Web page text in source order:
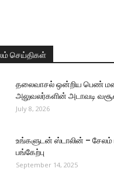
செய்திகள்
தலைவாசல் ஒன்றிய பெண்
அலுவலர்களின் அடாவடி
July 8, 2026
உங்களுடன் ஸ்டாலின் – சேலம்
பங்கேற்பு
September 14, 2025